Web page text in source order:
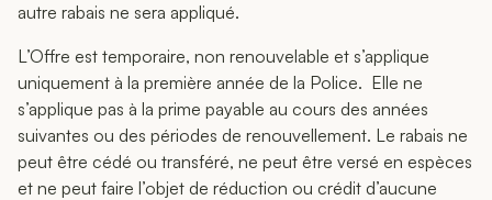
autre rabais ne sera appliqué.
L’Offre est temporaire, non renouvelable et s’applique
uniquement à la première année de la Police. Elle ne
s’applique pas à la prime payable au cours des années
suivantes ou des périodes de renouvellement. Le rabais ne
peut être cédé ou transféré, ne peut être versé en espèces
et ne peut faire l’objet de réduction ou crédit d’aucune